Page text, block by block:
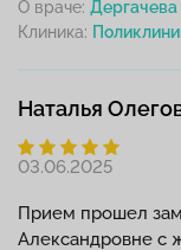
О враче: Дергачева
Клиника:
Наталья
03.06.2025
Прием прошел
Александровне с